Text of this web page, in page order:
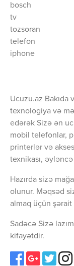
bosch
tv
tozsoran
telefon
iphone
Ucuzu.az Bakıda
texnologiya və
edərək Sizə ən
mobil telefonlar,
printerlər və
texnikası,
Hazırda sizə
olunur. Məqsəd
almaq üçün şərait
Sadəcə Sizə
kifayətdir.